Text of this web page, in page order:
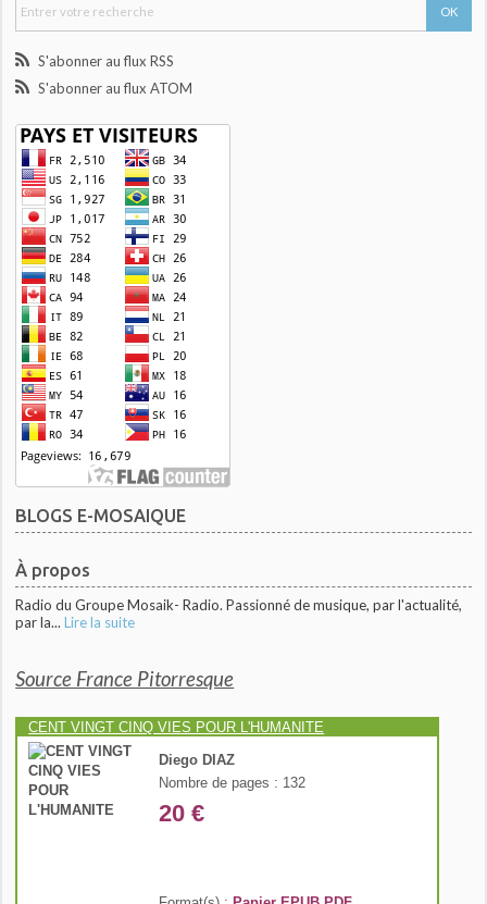
S'abonner au flux RSS
S'abonner au flux ATOM
BLOGS E-MOSAIQUE
À propos
Radio du Groupe Mosaik- Radio. Passionné de musique, par l'actualité,
par la... Lire la suite
Source France Pitorresque
CENT VINGT CINQ VIES POUR L'HUMANITE
Diego DIAZ
Nombre de pages : 132
20 €